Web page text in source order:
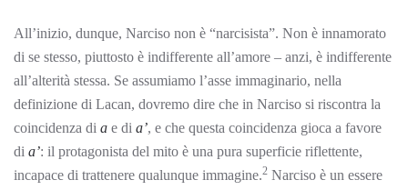
All’inizio, dunque, Narciso non è “narcisista”. Non è innamorato
di se stesso, piuttosto è indifferente all’amore – anzi, è indifferente
all’alterità stessa. Se assumiamo l’asse immaginario, nella
definizione di Lacan, dovremo dire che in Narciso si riscontra la
coincidenza di a e di a’, e che questa coincidenza gioca a favore
di a’: il protagonista del mito è una pura superficie riflettente,
incapace di trattenere qualunque immagine.2 Narciso è un essere